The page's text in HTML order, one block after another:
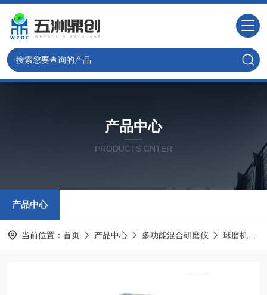
产品中心
PRODUCTS CNTER
产品中心
当前位置： 首页 产品中心 多功能混合研磨仪 球磨机